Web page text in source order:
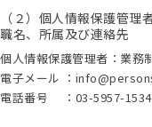
（２）個人情報保護管
職名、所属及び連絡先
個人情報保護管理者：業務
電子メール ：
電話番号 ：03-5957-1534